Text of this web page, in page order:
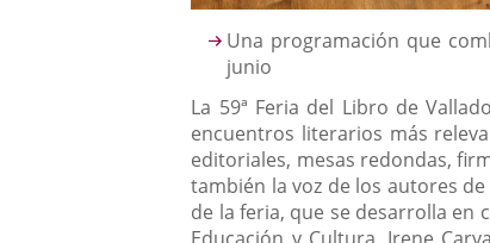
Descripción
Una programación que
junio
La 59ª Feria del Libro de
encuentros literarios más
editoriales, mesas redondas,
también la voz de los autores
de la feria, que se desarrolla en
Educación y Cultura, Irene